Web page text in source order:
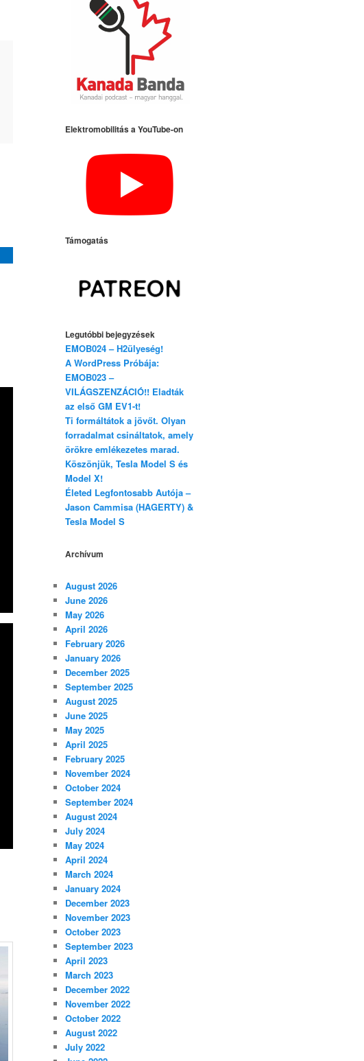
Elektromobilitás a YouTube-on
Támogatás
Legutóbbi bejegyzések
EMOB024 – H2ülyeség!
A WordPress Próbája:
EMOB023 –
VILÁGSZENZÁCIÓ!! Eladták
az első GM EV1-t!
Ti formáltátok a jövőt. Olyan
forradalmat csináltatok, amely
örökre emlékezetes marad.
Köszönjük, Tesla Model S és
Model X!
Életed Legfontosabb Autója –
Jason Cammisa (HAGERTY) &
Tesla Model S
Archívum
August 2026
June 2026
May 2026
April 2026
February 2026
January 2026
December 2025
September 2025
August 2025
June 2025
May 2025
April 2025
February 2025
November 2024
October 2024
September 2024
August 2024
July 2024
May 2024
April 2024
March 2024
January 2024
December 2023
November 2023
October 2023
September 2023
April 2023
March 2023
December 2022
November 2022
October 2022
August 2022
July 2022